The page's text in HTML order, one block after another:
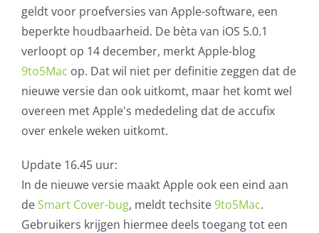
geldt voor proefversies van Apple-software, een
beperkte houdbaarheid. De bèta van iOS 5.0.1
verloopt op 14 december, merkt Apple-blog
9to5Mac op. Dat wil niet per definitie zeggen dat de
nieuwe versie dan ook uitkomt, maar het komt wel
overeen met Apple's mededeling dat de accufix
over enkele weken uitkomt.
Update 16.45 uur:
In de nieuwe versie maakt Apple ook een eind aan
deSmart Cover-bug, meldt techsite9to5Mac.
Gebruikers krijgen hiermee deels toegang tot een